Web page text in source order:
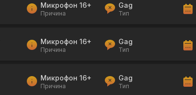
Микрофон 16+
Причина
Gag
Тип
Микрофон 16+
Причина
Gag
Тип
Микрофон 16+
Причина
Gag
Тип